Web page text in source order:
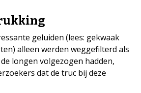
geluiden (lees: gekwaak
alleen werden weggefilterd als
longen volgezogen hadden,
dat de truc bij deze